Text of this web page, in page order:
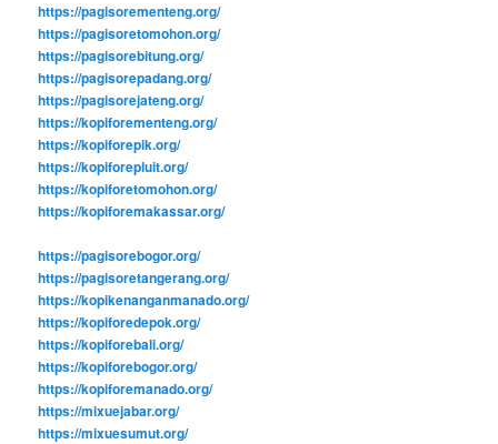
https://pagisorementeng.org/
https://pagisoretomohon.org/
https://pagisorebitung.org/
https://pagisorepadang.org/
https://pagisorejateng.org/
https://kopiforementeng.org/
https://kopiforepik.org/
https://kopiforepluit.org/
https://kopiforetomohon.org/
https://kopiforemakassar.org/
https://pagisorebogor.org/
https://pagisoretangerang.org/
https://kopikenanganmanado.org/
https://kopiforedepok.org/
https://kopiforebali.org/
https://kopiforebogor.org/
https://kopiforemanado.org/
https://mixuejabar.org/
https://mixuesumut.org/